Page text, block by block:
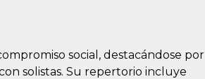
social, destacándose por
solistas. Su repertorio incluye